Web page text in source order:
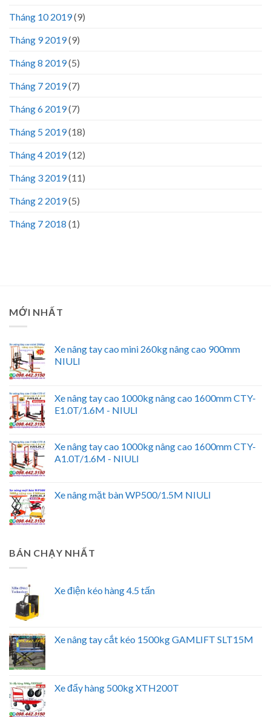
Tháng 10 2019(9)
Tháng 9 2019(9)
Tháng 8 2019(5)
Tháng 7 2019(7)
Tháng 6 2019(7)
Tháng 5 2019(18)
Tháng 4 2019(12)
Tháng 3 2019(11)
Tháng 2 2019(5)
Tháng 7 2018 (1)
MỚI NHẤT
Xe nâng tay cao mini 260kg nâng cao 900mm
NIULI
Xe nâng tay cao 1000kg nâng cao 1600mm CTY-
E1.0T/1.6M - NIULI
Xe nâng tay cao 1000kg nâng cao 1600mm CTY-
A1.0T/1.6M - NIULI
Xe nâng mặt bàn WP500/1.5M NIULI
BÁN CHẠY NHẤT
Xe điện kéo hàng 4.5 tấn
Xe nâng tay cắt kéo 1500kg GAMLIFT SLT15M
Xe đẩy hàng 500kg XTH200T